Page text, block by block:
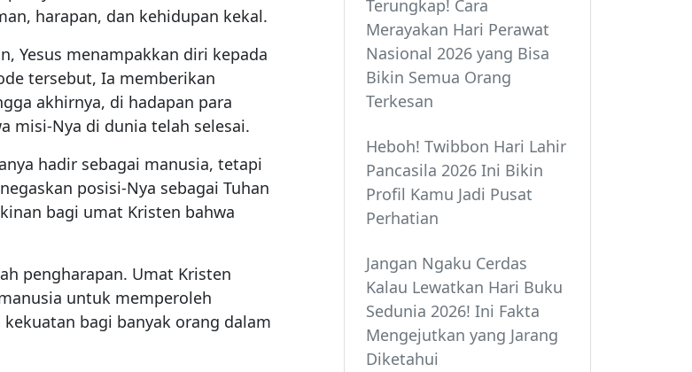
harapan, dan kehidupan kekal.
Yesus menampakkan diri kepada
tersebut, Ia memberikan
akhirnya, di hadapan para
misi-Nya di dunia telah selesai.
hadir sebagai manusia, tetapi
posisi-Nya sebagai Tuhan
bagi umat Kristen bahwa
pengharapan. Umat Kristen
untuk memperoleh
bagi banyak orang dalam
Terungkap! Cara
Merayakan Hari Perawat
Nasional 2026 yang Bisa
Bikin Semua Orang
Terkesan
Heboh! Twibbon Hari Lahir
Pancasila 2026 Ini Bikin
Profil Kamu Jadi Pusat
Perhatian
Jangan Ngaku Cerdas
Kalau Lewatkan Hari Buku
Sedunia 2026! Ini Fakta
Mengejutkan yang Jarang
Diketahui